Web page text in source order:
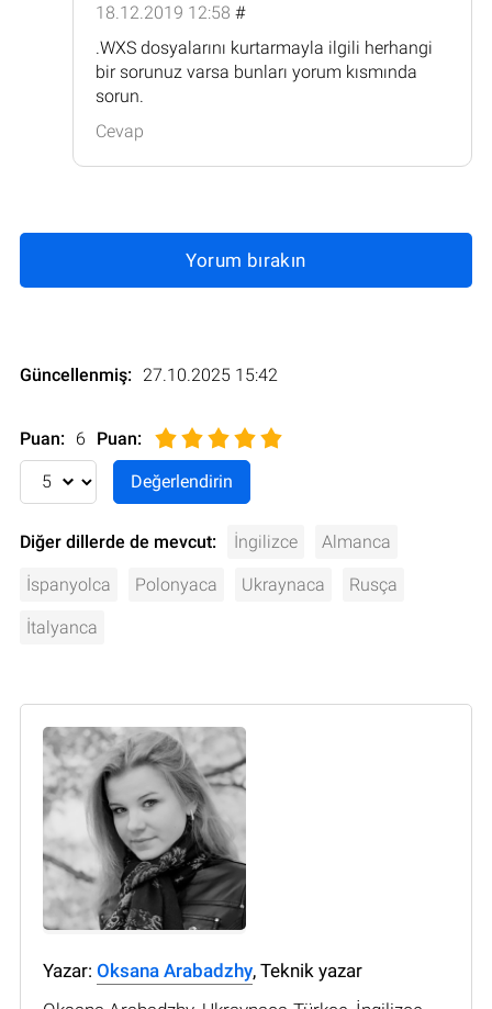
18.12.2019 12:58 #
.WXS dosyalarını kurtarmayla ilgili herhangi
bir sorunuz varsa bunları yorum kısmında
sorun.
Cevap
Yorum bırakın
Güncellenmiş: 27.10.2025 15:42
Puan: 6 Puan:
Diğer dillerde de mevcut: İngilizce Almanca
İspanyolca Polonyaca Ukraynaca Rusça
İtalyanca
Yazar: Oksana Arabadzhy, Teknik yazar